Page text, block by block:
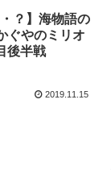
？】海物語の
ぐやのミリオ
後半戦
2019.11.15